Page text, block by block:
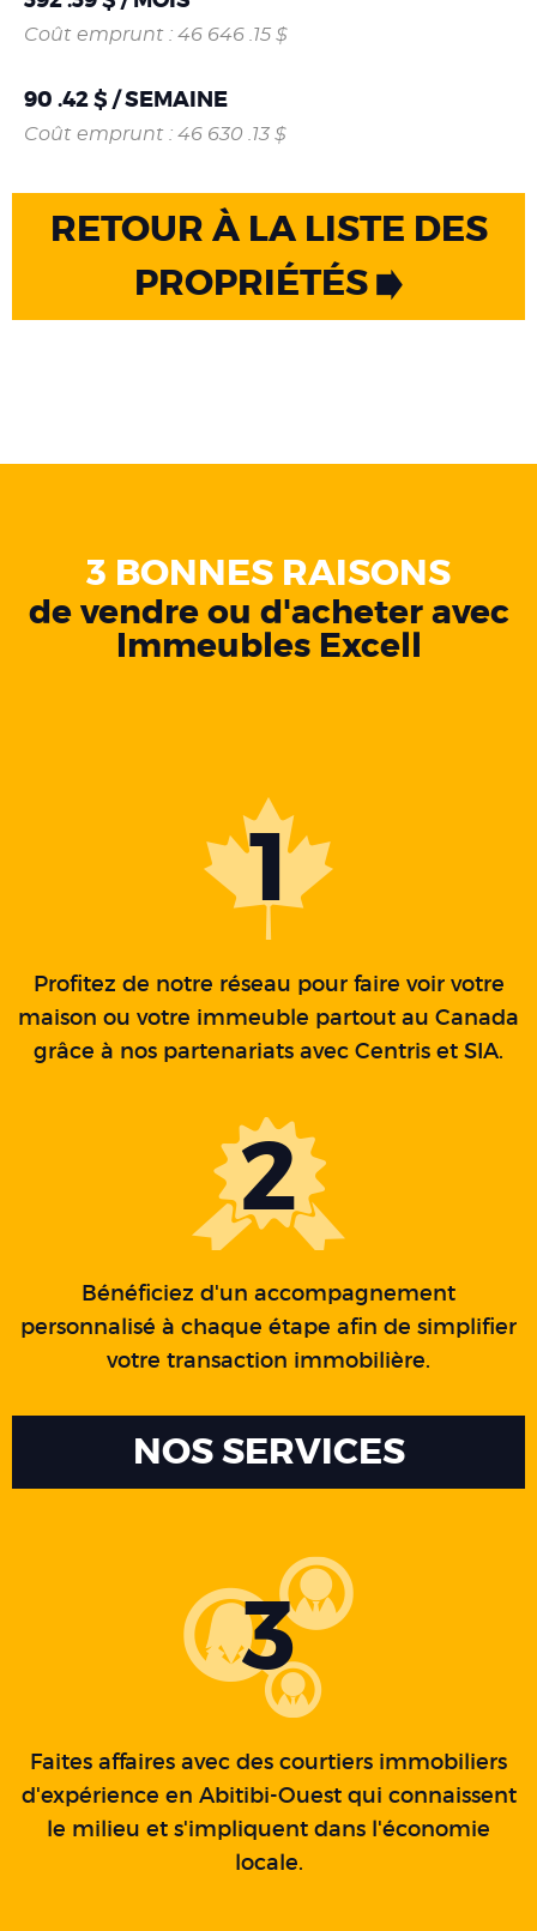
Coût emprunt : 46 646 .15 $
90 .42 $ / SEMAINE
Coût emprunt : 46 630 .13 $
RETOUR À LA LISTE DES
PROPRIÉTÉS
3 BONNES RAISONS
de vendre ou d'acheter avec
Immeubles Excell
1
Profitez de notre réseau pour faire voir votre
maison ou votre immeuble partout au Canada
grâce à nos partenariats avec Centris et SIA.
2
Bénéficiez d'un accompagnement
personnalisé à chaque étape afin de simplifier
votre transaction immobilière.
NOS SERVICES
3
Faites affaires avec des courtiers immobiliers
d'expérience en Abitibi-Ouest qui connaissent
le milieu et s'impliquent dans l'économie
locale.